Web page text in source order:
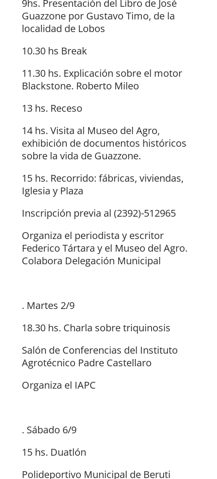
9hs. Presentación del Libro de José
Guazzone por Gustavo Timo, de la
localidad de Lobos
10.30 hs Break
11.30 hs. Explicación sobre el motor
Blackstone. Roberto Mileo
13 hs. Receso
14 hs. Visita al Museo del Agro,
exhibición de documentos históricos
sobre la vida de Guazzone.
15 hs. Recorrido: fábricas, viviendas,
Iglesia y Plaza
Inscripción previa al (2392)-512965
Organiza el periodista y escritor
Federico Tártara y el Museo del Agro.
Colabora Delegación Municipal
. Martes 2/9
18.30 hs. Charla sobre triquinosis
Salón de Conferencias del Instituto
Agrotécnico Padre Castellaro
Organiza el IAPC
. Sábado 6/9
15 hs. Duatlón
Polideportivo Municipal de Beruti